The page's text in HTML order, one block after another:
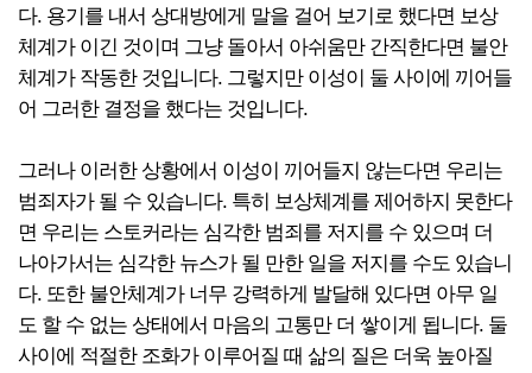
다. 용기를 내서 상대방에게 말을 걸어 보기로 했다면 보상
체계가 이긴 것이며 그냥 돌아서 아쉬움만 간직한다면 불안
체계가 작동한 것입니다. 그렇지만 이성이 둘 사이에 끼어들
어 그러한 결정을 했다는 것입니다.
그러나 이러한 상황에서 이성이 끼어들지 않는다면 우리는
범죄자가 될 수 있습니다. 특히 보상체계를 제어하지 못한다
면 우리는 스토커라는 심각한 범죄를 저지를 수 있으며 더
나아가서는 심각한 뉴스가 될 만한 일을 저지를 수도 있습니
다. 또한 불안체계가 너무 강력하게 발달해 있다면 아무 일
도 할 수 없는 상태에서 마음의 고통만 더 쌓이게 됩니다. 둘
사이에 적절한 조화가 이루어질 때 삶의 질은 더욱 높아질